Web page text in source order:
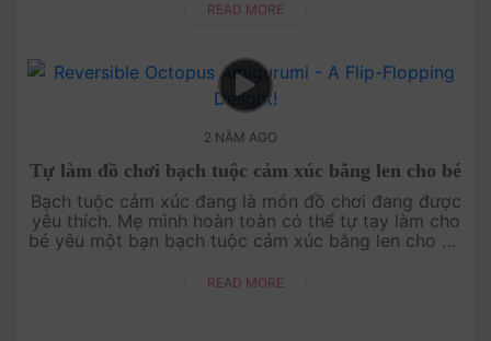
READ MORE
2 NĂM AGO
Tự làm đồ chơi bạch tuộc cảm xúc bằng len cho bé
Bạch tuộc cảm xúc đang là món đồ chơi đang được
yêu thích. Mẹ mình hoàn toàn có thể tự tay làm cho
bé yêu một bạn bạch tuộc cảm xúc bằng len cho bé
READ MORE